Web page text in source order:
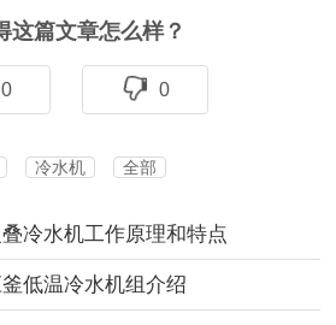
这篇文章怎么样？
0 0
冷水机 全部
冷水机工作原理和特点
低温冷水机组介绍